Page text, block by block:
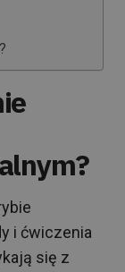
i ćwiczenia
się z